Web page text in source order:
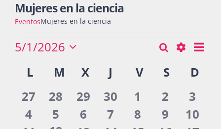
La Boletina
Blog
Mujeres en la ciencia
EventosMujeres en la ciencia
Eventos
Búsqueda
navegació
de
Buscar
Filters
Mes
5/1/2026
fecha.
Calendario
de
Eventos
L LUNES
M MARTES
XMIÉRCOLES
J JUEVES
V VIERNES
SSÁBADO
D
0
eventos
27
0
eventos
28
0
eventos
29
0
eventos
30
0
eventos
1
0
eventos
2
0
3
0
4
0
5
0
6
0
7
0
8
0
9
0
10